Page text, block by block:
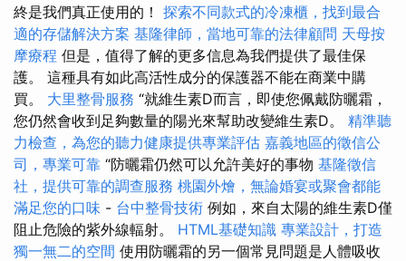
終是我們真正使用的！ 探索不同款式的冷凍櫃，找到最合
適的存儲解決方案 基隆律師，當地可靠的法律顧問 天母按
摩療程 但是，值得了解的更多信息為我們提供了最佳保
護。 這種具有如此高活性成分的保護器不能在商業中購
買。 大里整骨服務 “就維生素D而言，即使您佩戴防曬霜，
您仍然會收到足夠數量的陽光來幫助改變維生素D。 精準聽
力檢查，為您的聽力健康提供專業評估 嘉義地區的徵信公
司，專業可靠 “防曬霜仍然可以允許美好的事物 基隆徵信
社，提供可靠的調查服務 桃園外燴，無論婚宴或聚會都能
滿足您的口味 - 台中整骨技術 例如，來自太陽的維生素D僅
阻止危險的紫外線輻射。 HTML基礎知識 專業設計，打造
獨一無二的空間 使用防曬霜的另一個常見問題是人體吸收